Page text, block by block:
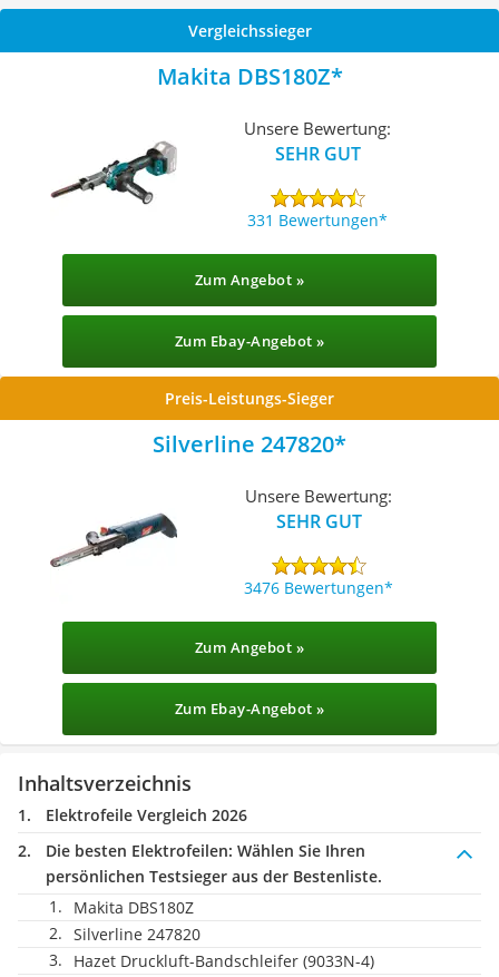
Vergleichssieger
Makita DBS180Z
Unsere Bewertung:
SEHR GUT
331 Bewertungen
Zum Angebot »
Zum Ebay-Angebot »
Preis-Leistungs-Sieger
Silverline 247820
Unsere Bewertung:
SEHR GUT
3476 Bewertungen
Zum Angebot »
Zum Ebay-Angebot »
Inhaltsverzeichnis
Elektrofeile Vergleich 2026
Die besten Elektrofeilen: Wählen Sie Ihren
persönlichen Testsieger aus der Bestenliste.
Makita DBS180Z
Silverline 247820
Hazet Druckluft-Bandschleifer (9033N-4)